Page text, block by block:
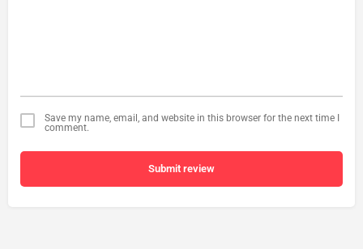
Save my name, email, and website in this browser for the next time I
comment.
Submit review